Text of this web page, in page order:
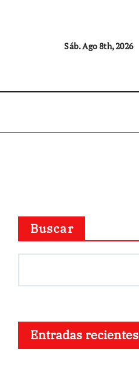
Sáb. Ago 8th, 2026
Buscar
Entradas recientes